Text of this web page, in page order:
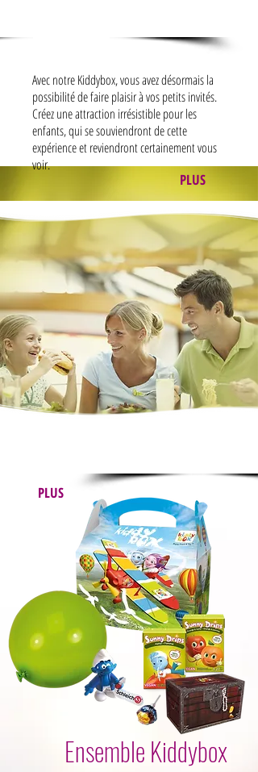
Avec notre Kiddybox, vous avez désormais la
possibilité de faire plaisir à vos petits invités.
Créez une attraction irrésistible pour les
enfants, qui se souviendront de cette
expérience et reviendront certainement vous
voir.
PLUS
PLUS
Ensemble Kiddybox